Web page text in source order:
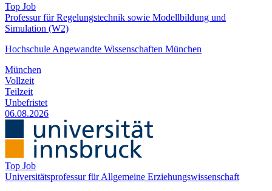
Top Job
Professur für Regelungs­technik sowie Modell­bildung und
Simulation (W2)
Hochschule Angewandte Wissenschaften München
München
Vollzeit
Teilzeit
Unbefristet
06.08.2026
Top Job
Universitätsprofessur für Allgemeine Erziehungswissenschaft